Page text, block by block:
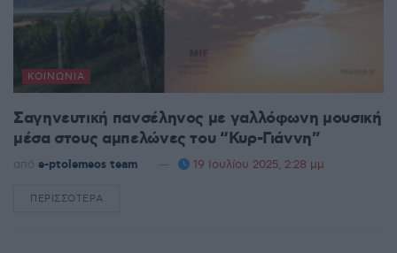
ΚΟΙΝΩΝΊΑ
Σαγηνευτική πανσέληνος με γαλλόφωνη μουσική
μέσα στους αμπελώνες του “Κυρ-Γιάννη”
από e-ptolemeos team 19 Ιουλίου 2025, 2:28 μμ
ΠΕΡΙΣΣΌΤΕΡΑ